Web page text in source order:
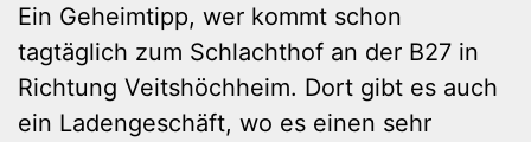
Ein Geheimtipp, wer kommt schon
tagtäglich zum Schlachthof an der B27 in
Richtung Veitshöchheim. Dort gibt es auch
ein Ladengeschäft, wo es einen sehr